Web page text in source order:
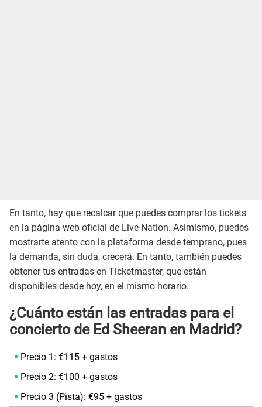
En tanto, hay que recalcar que puedes comprar los tickets
en la página web oficial de Live Nation. Asimismo, puedes
mostrarte atento con la plataforma desde temprano, pues
la demanda, sin duda, crecerá. En tanto, también puedes
obtener tus entradas en Ticketmaster, que están
disponibles desde hoy, en el mismo horario.
¿Cuánto están las entradas para el
concierto de Ed Sheeran en Madrid?
Precio 1: €115 + gastos
Precio 2: €100 + gastos
Precio 3 (Pista): €95 + gastos